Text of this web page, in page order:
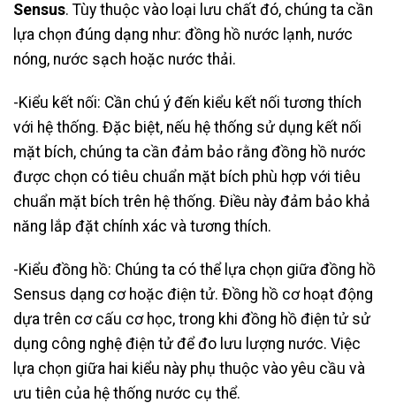
Sensus. Tùy thuộc vào loại lưu chất đó, chúng ta cần
lựa chọn đúng dạng như: đồng hồ nước lạnh, nước
nóng, nước sạch hoặc nước thải.
-Kiểu kết nối: Cần chú ý đến kiểu kết nối tương thích
với hệ thống. Đặc biệt, nếu hệ thống sử dụng kết nối
mặt bích, chúng ta cần đảm bảo rằng đồng hồ nước
được chọn có tiêu chuẩn mặt bích phù hợp với tiêu
chuẩn mặt bích trên hệ thống. Điều này đảm bảo khả
năng lắp đặt chính xác và tương thích.
-Kiểu đồng hồ: Chúng ta có thể lựa chọn giữa đồng hồ
Sensus dạng cơ hoặc điện tử. Đồng hồ cơ hoạt động
dựa trên cơ cấu cơ học, trong khi đồng hồ điện tử sử
dụng công nghệ điện tử để đo lưu lượng nước. Việc
lựa chọn giữa hai kiểu này phụ thuộc vào yêu cầu và
ưu tiên của hệ thống nước cụ thể.